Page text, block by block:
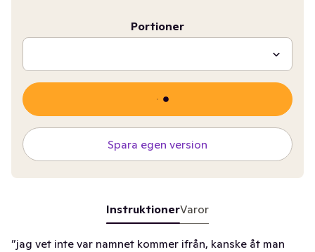
Portioner
Spara egen version
InstruktionerVaror
”jag vet inte var namnet kommer ifrån, kanske åt man